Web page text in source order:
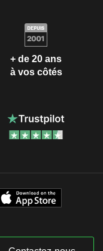
+ de 20 ans
à vos côtés